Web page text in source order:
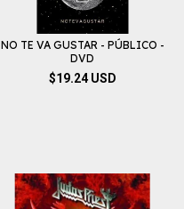
NO TE VA GUSTAR - PÚBLICO -
DVD
$19.24 USD